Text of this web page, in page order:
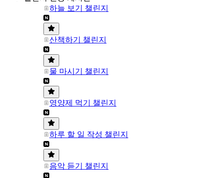
하늘 보기 챌린지
산책하기 챌린지
물 마시기 챌린지
영양제 먹기 챌린지
하루 할 일 작성 챌린지
음악 듣기 챌린지